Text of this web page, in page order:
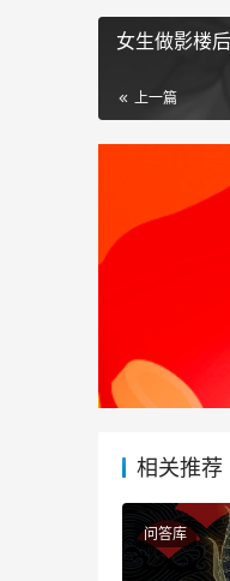
女生做影楼
上一篇
相关推荐
问答库